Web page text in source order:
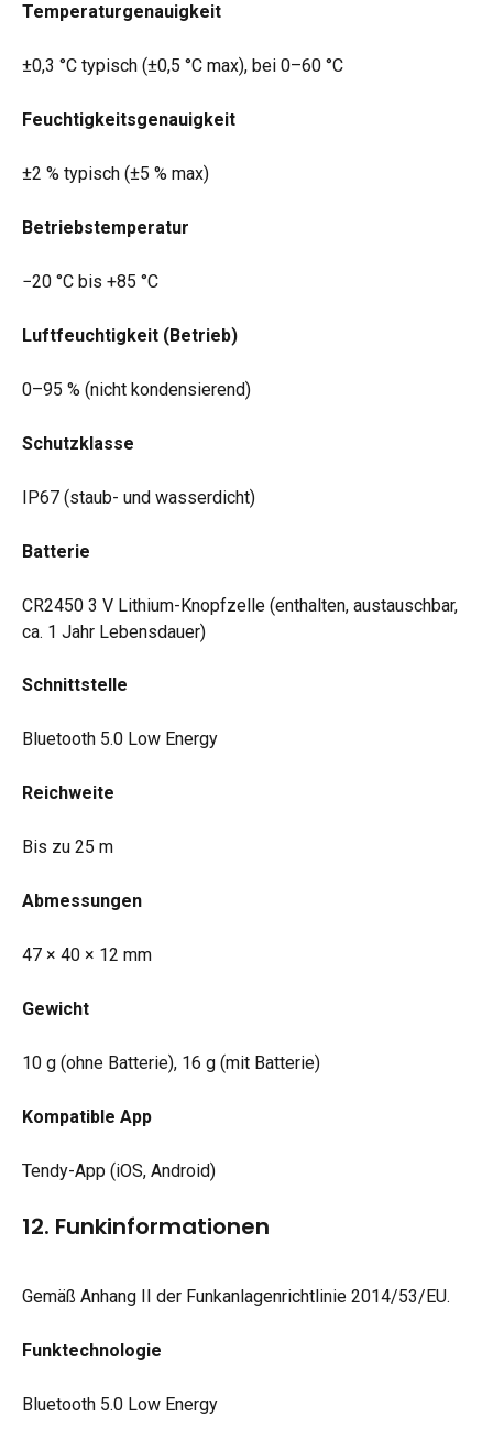
Temperaturgenauigkeit
±0,3 °C typisch (±0,5 °C max), bei 0–60 °C
Feuchtigkeitsgenauigkeit
±2 % typisch (±5 % max)
Betriebstemperatur
−20 °C bis +85 °C
Luftfeuchtigkeit (Betrieb)
0–95 % (nicht kondensierend)
Schutzklasse
IP67 (staub- und wasserdicht)
Batterie
CR2450 3 V Lithium-Knopfzelle (enthalten, austauschbar,
ca. 1 Jahr Lebensdauer)
Schnittstelle
Bluetooth 5.0 Low Energy
Reichweite
Bis zu 25 m
Abmessungen
47 × 40 × 12 mm
Gewicht
10 g (ohne Batterie), 16 g (mit Batterie)
Kompatible App
Tendy-App (iOS, Android)
12. Funkinformationen
Gemäß Anhang II der Funkanlagenrichtlinie 2014/53/EU.
Funktechnologie
Bluetooth 5.0 Low Energy